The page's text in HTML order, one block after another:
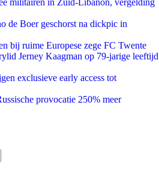
militairen in Zuid-Libanon, vergelding
de Boer geschorst na dickpic in
bij ruime Europese zege FC Twente
Jerney Kaagman op 79-jarige leeftijd
exclusieve early access tot
provocatie 250% meer